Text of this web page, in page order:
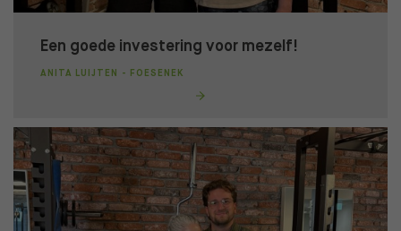
Een goede investering voor mezelf!
ANITA LUIJTEN - FOESENEK